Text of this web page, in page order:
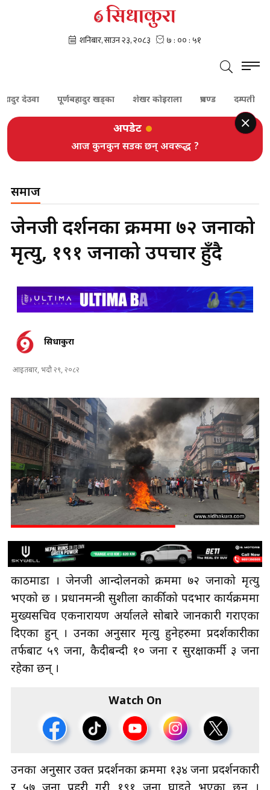
पूर्णबहादुर खड्का शेखर कोइराला प्रचण्ड दम्पती
अपडेट
आज कुनकुन सडक छन् अवरूद्ध ?
समाज
जेनजी प्रदर्शनका क्रममा ७२ जनाको
मृत्यु, १९१ जनाको उपचार हुँदै
सिधाकुरा
आइतबार, भदौ २९, २०८२
काठमाडौँ । जेनजी आन्दोलनको क्रममा ७२ जनाको मृत्यु
भएको छ । प्रधानमन्त्री सुशीला कार्कीको पदभार कार्यक्रममा
मुख्यसचिव एकनारायण अर्यालले सोबारे जानकारी गराएका
दिएका हुन् । उनका अनुसार मृत्यु हुनेहरुमा प्रदर्शकारीका
तर्फबाट ५९ जना, कैदीबन्दी १० जना र सुरक्षाकर्मी ३ जना
रहेका छन् ।
Watch On
उनका अनुसार उक्त प्रदर्शनका क्रममा १३४ जना प्रदर्शनकारी